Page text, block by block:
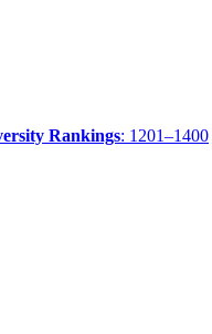
Rankings: 1201–1400